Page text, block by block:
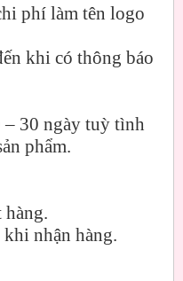
phí làm tên logo
khi có thông báo
– 30 ngày tuỳ tình
phẩm.
nhận hàng.